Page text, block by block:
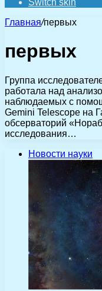
Switch skin
Главная/первых
первых
Группа
работала над
наблюдаемых с
Gemini Telescope на
обсерваторий
исследования…
Новости науки